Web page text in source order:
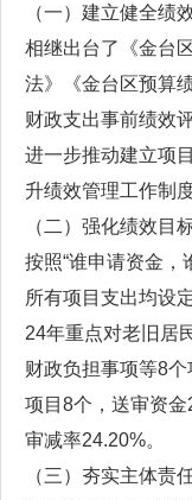
（一）建立健全绩
相继出台了《金台
法》《金台区预算
财政支出事前绩效
进一步推动建立项
升绩效管理工作制
（二）强化绩效目
按照“谁申请资金，
所有项目支出均设
24年重点对老旧居
财政负担事项等8
项目8个，送审资金
审减率24.20%。
（三）夯实主体责